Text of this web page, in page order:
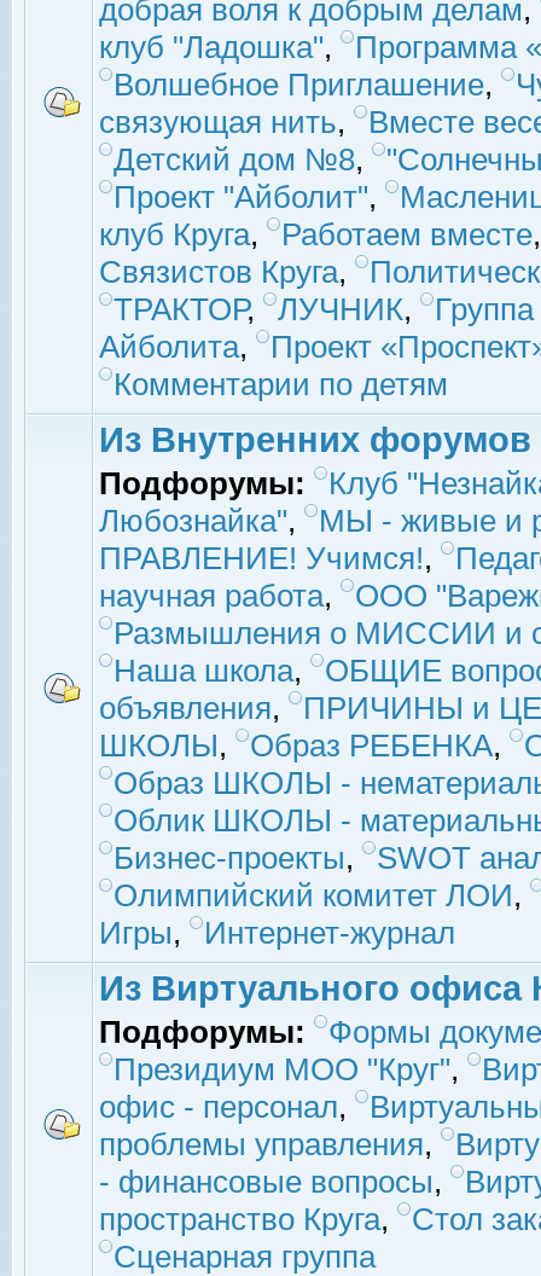
добрая воля к добрым делам,
клуб "Ладошка",
Программа
Волшебное Приглашение,
связующая нить,
Вместе
Детский дом №8,
Проект "Айболит",
клуб Круга, Работаем вместе
Связистов Круга,
ТРАКТОР, ЛУЧНИК,
Айболита,
Проект
Комментарии по детям
Из Внутренних форумов
Подфорумы:
Клуб
Любознайка",
МЫ - живые и
ПРАВЛЕНИЕ! Учимся!,
научная работа,
ООО
Размышления о МИССИИ и
Наша школа,
ОБЩИЕ
объявления,
ПРИЧИНЫ и
ШКОЛЫ, Образ РЕБЕНКА,
Образ ШКОЛЫ -
Облик ШКОЛЫ -
Бизнес-проекты,
SWOT
Олимпийский комитет ЛОИ,
Игры, Интернет-журнал
Из Виртуального офиса
Подфорумы:
Формы
Президиум МОО "Круг",
офис - персонал,
проблемы управления,
- финансовые вопросы,
пространство Круга,
Стол
Сценарная группа